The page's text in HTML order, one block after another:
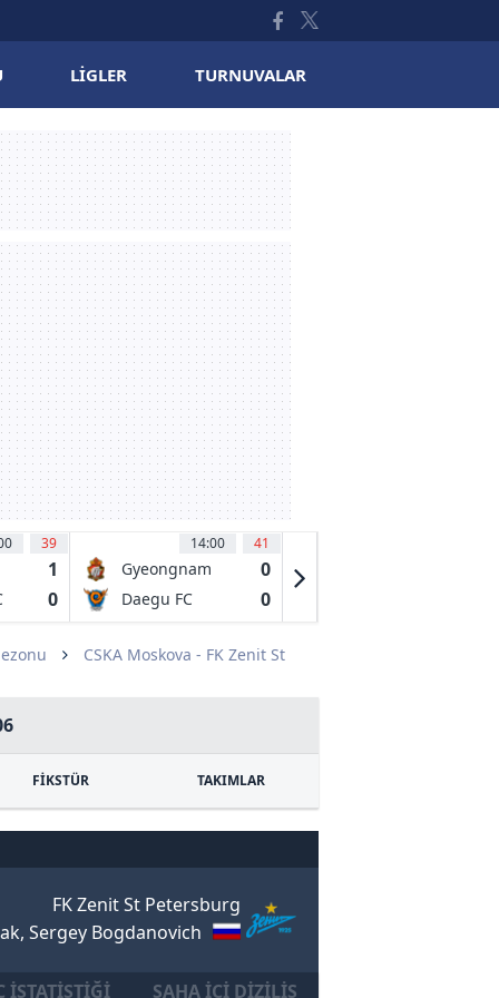
LIGLER TURNUVALAR
39
1
0
14:00 41
Gyeongnam
FC
0
Daegu FC 0
CSKA Moskova - FK Zenit St
FİKSTÜR TAKIMLAR
FK Zenit St Petersburg
Sergey Bogdanovich
İSTATISTIĞI SAHA İÇI DIZILIŞ